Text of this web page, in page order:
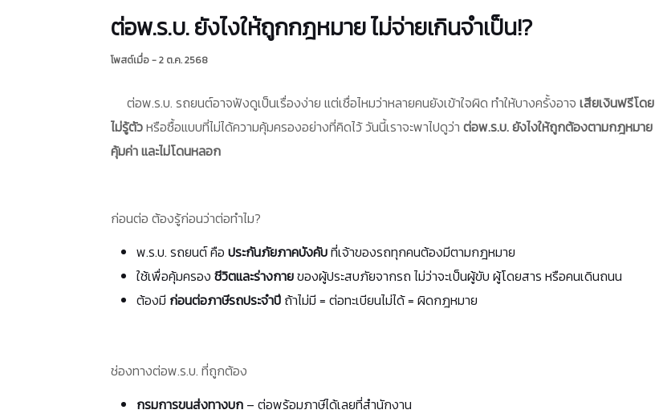
ต่อพ.ร.บ. ยังไงให้ถูกกฎหมาย ไม่จ่ายเกินจำเป็น!?
โพสต์เมื่อ - 2 ต.ค. 2568
ต่อพ.ร.บ. รถยนต์อาจฟังดูเป็นเรื่องง่าย แต่เชื่อไหมว่าหลายคนยังเข้าใจผิด ทำให้บางครั้งอาจ เสียเงินฟรีโดย
ไม่รู้ตัวหรือซื้อแบบที่ไม่ได้ความคุ้มครองอย่างที่คิดไว้ วันนี้เราจะพาไปดูว่า ต่อพ.ร.บ. ยังไงให้ถูกต้องตามกฎหมาย
คุ้มค่า และไม่โดนหลอก
ก่อนต่อ ต้องรู้ก่อนว่าต่อทำไม?
พ.ร.บ. รถยนต์ คือ ประกันภัยภาคบังคับที่เจ้าของรถทุกคนต้องมีตามกฎหมาย
ใช้เพื่อคุ้มครอง ชีวิตและร่างกายของผู้ประสบภัยจากรถ ไม่ว่าจะเป็นผู้ขับ ผู้โดยสาร หรือคนเดินถนน
ต้องมี ก่อนต่อภาษีรถประจำปี ถ้าไม่มี = ต่อทะเบียนไม่ได้ = ผิดกฎหมาย
ช่องทางต่อพ.ร.บ. ที่ถูกต้อง
กรมการขนส่งทางบก – ต่อพร้อมภาษีได้เลยที่สำนักงาน